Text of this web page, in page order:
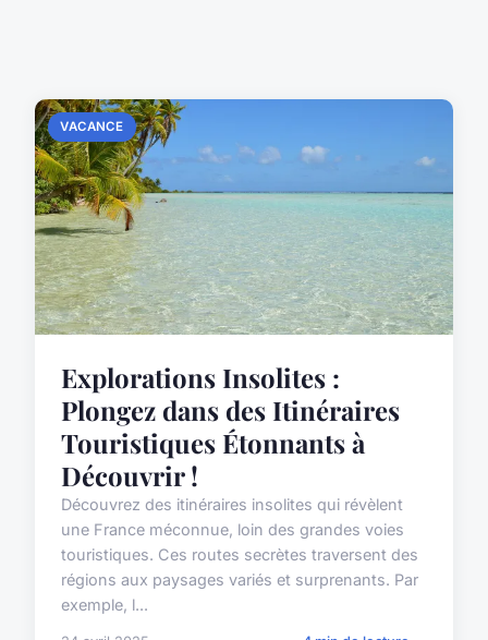
VACANCE
Explorations Insolites :
Plongez dans des Itinéraires
Touristiques Étonnants à
Découvrir !
Découvrez des itinéraires insolites qui révèlent
une France méconnue, loin des grandes voies
touristiques. Ces routes secrètes traversent des
régions aux paysages variés et surprenants. Par
exemple, l...